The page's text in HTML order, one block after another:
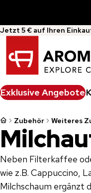
Jetzt 5 € auf Ihren
Exklusive Angebote
Zubehör Weiteres
Neben Filterkaffee
wie z.B. Cappuccino,
Milchschaum ergänzt